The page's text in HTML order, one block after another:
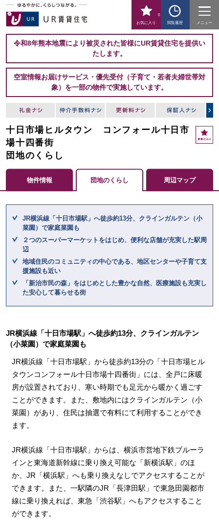
お気に入り
0
閲覧履歴
メニュー
令和8年熊本地震により被災された皆様にUR賃貸住宅を提供い
たします。
空室情報お届けサービス・優先受付（子育て・若者夫婦世帯対
象）を一部の物件で実施しています。
十日市場ヒルタウン コンフォール十日市
場十四番街
団地のくらし
お
気
り
物件情報
団地のくらし 周辺マップ
JR横浜線「十日市場駅」へ徒歩約13分、クラインガルテン（小
菜園）で家庭菜園も
２つのスーパーマーケットをはじめ、便利な店舗が充実した駅周
辺
地域住民のコミュニティの中心である、地区センターや子育て支
援施設も近い
「新治市民の森」をはじめとした豊かな自然、医療施設も充実し
た安心して暮らせる街
JR横浜線「十日市場駅」へ徒歩約13分、クラインガルテン
（小菜園）で家庭菜園も
JR横浜線「十日市場駅」から徒歩約13分の「十日市場ヒル
タウンコンフォール十日市場十四番街」には、全戸に床暖
房が設置されており、寒い時期でも足元から暖かく過ごす
ことができます。また、敷地内にはクラインガルテン（小
菜園）があり、住民は抽選で有料にて利用することができ
ます。
JR横浜線「十日市場駅」からは、横浜市営地下鉄ブルーラ
インと東海道新幹線に乗り換え可能な「新横浜駅」のほ
か、JR「横浜駅」へも乗り換えなしでアクセスすることが
できます。また、一駅隣のJR「長津田駅」で東急田園都市
線に乗り換えれば、東急「渋谷駅」へもアクセスすること
ができます。